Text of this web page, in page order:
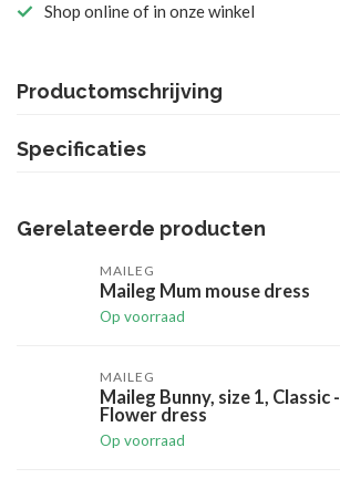
Shop online of in onze winkel
Productomschrijving
Specificaties
Gerelateerde producten
MAILEG
Maileg Mum mouse dress
Op voorraad
MAILEG
Maileg Bunny, size 1, Classic -
Flower dress
Op voorraad